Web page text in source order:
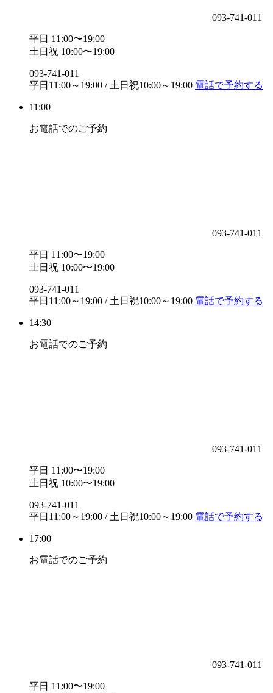
093-741-011
平日 11:00〜19:00
土日祝 10:00〜19:00
093-741-011
平日11:00～19:00 / 土日祝10:00～19:00 電話で予約する
11:00
お電話でのご予約
093-741-011
平日 11:00〜19:00
土日祝 10:00〜19:00
093-741-011
平日11:00～19:00 / 土日祝10:00～19:00 電話で予約する
14:30
お電話でのご予約
093-741-011
平日 11:00〜19:00
土日祝 10:00〜19:00
093-741-011
平日11:00～19:00 / 土日祝10:00～19:00 電話で予約する
17:00
お電話でのご予約
093-741-011
平日 11:00〜19:00